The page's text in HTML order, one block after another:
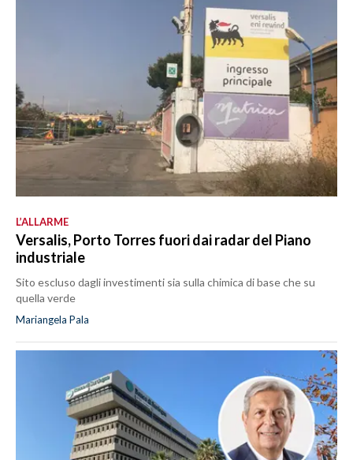
L’ALLARME
Versalis, Porto Torres fuori dai radar del Piano
industriale
Sito escluso dagli investimenti sia sulla chimica di base che su
quella verde
Mariangela Pala